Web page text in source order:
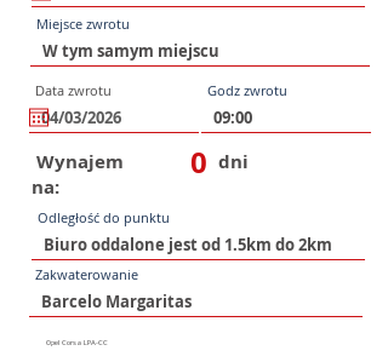
Miejsce zwrotu
Data zwrotu Godz zwrotu
Wynajem
na:
0 dni
Odległość do punktu
Zakwaterowanie